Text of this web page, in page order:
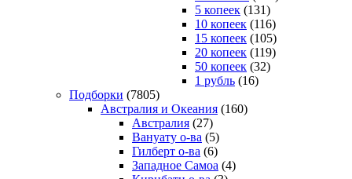
5 копеек (131)
10 копеек (116)
15 копеек (105)
20 копеек (119)
50 копеек (32)
1 рубль (16)
Подборки (7805)
Австралия и Океания (160)
Австралия (27)
Вануату о-ва (5)
Гилберт о-ва (6)
Западное Самоа (4)